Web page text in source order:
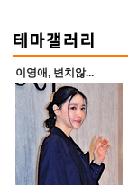
이영애, 변치않...